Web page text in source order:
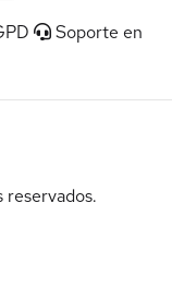
Soporte en